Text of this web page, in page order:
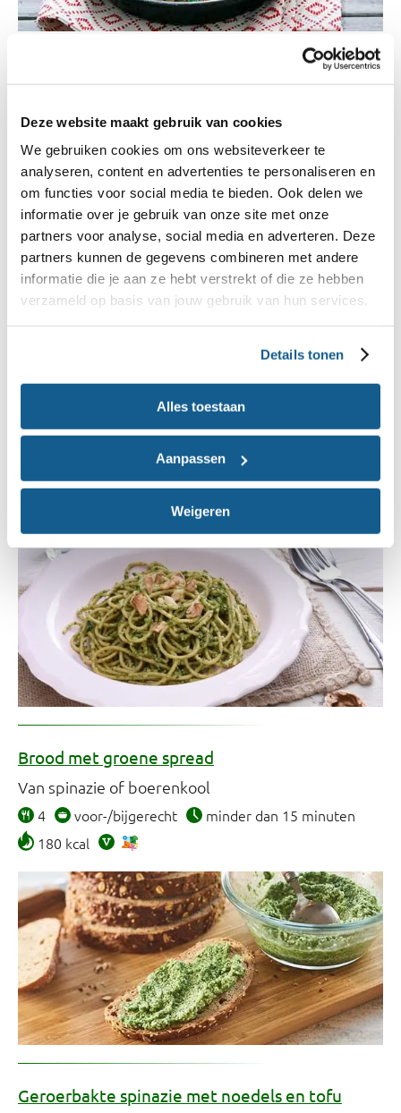
Deze website maakt gebruik van cookies
We gebruiken cookies om ons websiteverkeer te
analyseren, content en advertenties te personaliseren en
om functies voor social media te bieden. Ook delen we
informatie over je gebruik van onze site met onze
partners voor analyse, social media en adverteren. Deze
partners kunnen de gegevens combineren met andere
informatie die je aan ze hebt verstrekt of die ze hebben
verzameld op basis van jouw gebruik van hun services.
Details tonen
Alles toestaan
Aanpassen
Weigeren
Gegratineerde boerenkoolstamppot
555 kcal
De pesto maak je heel makkelijk zelf
2 hoofdgerecht
meer dan 30 minuten
Brood met groene spread
Van spinazie of boerenkool
4 voor-/bijgerecht
minder dan 15 minuten
180 kcal
Geroerbakte spinazie met noedels en tofu